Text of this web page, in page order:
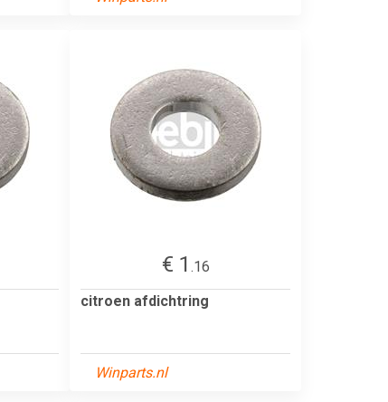
€ 1 .16
citroen afdichtring
Winparts.nl